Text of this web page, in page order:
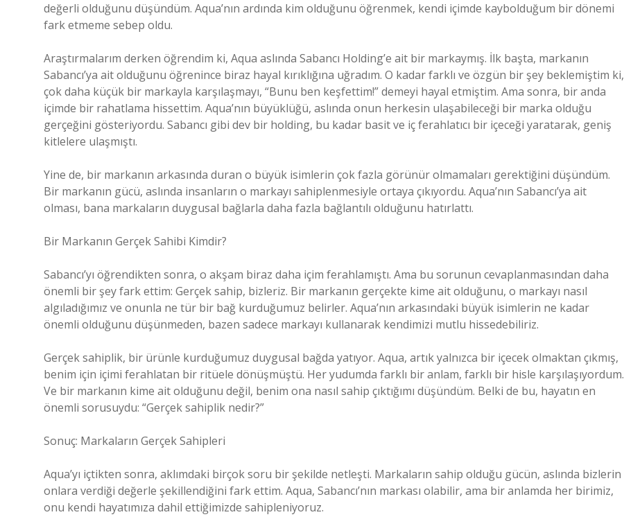
değerli olduğunu düşündüm. Aqua’nın ardında kim olduğunu öğrenmek, kendi içimde kaybolduğum bir dönemi
fark etmeme sebep oldu.
Araştırmalarım derken öğrendim ki, Aqua aslında Sabancı Holding’e ait bir markaymış. İlk başta, markanın
Sabancı’ya ait olduğunu öğrenince biraz hayal kırıklığına uğradım. O kadar farklı ve özgün bir şey beklemiştim ki,
çok daha küçük bir markayla karşılaşmayı, “Bunu ben keşfettim!” demeyi hayal etmiştim. Ama sonra, bir anda
içimde bir rahatlama hissettim. Aqua’nın büyüklüğü, aslında onun herkesin ulaşabileceği bir marka olduğu
gerçeğini gösteriyordu. Sabancı gibi dev bir holding, bu kadar basit ve iç ferahlatıcı bir içeceği yaratarak, geniş
kitlelere ulaşmıştı.
Yine de, bir markanın arkasında duran o büyük isimlerin çok fazla görünür olmamaları gerektiğini düşündüm.
Bir markanın gücü, aslında insanların o markayı sahiplenmesiyle ortaya çıkıyordu. Aqua’nın Sabancı’ya ait
olması, bana markaların duygusal bağlarla daha fazla bağlantılı olduğunu hatırlattı.
Bir Markanın Gerçek Sahibi Kimdir?
Sabancı’yı öğrendikten sonra, o akşam biraz daha içim ferahlamıştı. Ama bu sorunun cevaplanmasından daha
önemli bir şey fark ettim: Gerçek sahip, bizleriz. Bir markanın gerçekte kime ait olduğunu, o markayı nasıl
algıladığımız ve onunla ne tür bir bağ kurduğumuz belirler. Aqua’nın arkasındaki büyük isimlerin ne kadar
önemli olduğunu düşünmeden, bazen sadece markayı kullanarak kendimizi mutlu hissedebiliriz.
Gerçek sahiplik, bir ürünle kurduğumuz duygusal bağda yatıyor. Aqua, artık yalnızca bir içecek olmaktan çıkmış,
benim için içimi ferahlatan bir ritüele dönüşmüştü. Her yudumda farklı bir anlam, farklı bir hisle karşılaşıyordum.
Ve bir markanın kime ait olduğunu değil, benim ona nasıl sahip çıktığımı düşündüm. Belki de bu, hayatın en
önemli sorusuydu: “Gerçek sahiplik nedir?”
Sonuç: Markaların Gerçek Sahipleri
Aqua’yı içtikten sonra, aklımdaki birçok soru bir şekilde netleşti. Markaların sahip olduğu gücün, aslında bizlerin
onlara verdiği değerle şekillendiğini fark ettim. Aqua, Sabancı’nın markası olabilir, ama bir anlamda her birimiz,
onu kendi hayatımıza dahil ettiğimizde sahipleniyoruz.